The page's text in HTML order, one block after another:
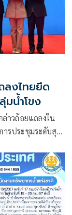
ลงไทยยึด
มน้ำโขง
าวถ้อยแถลงใน
ารประชุมระดับสุด